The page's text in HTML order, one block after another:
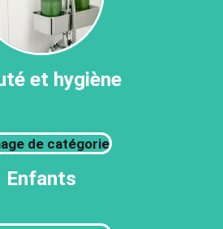
et hygiène
Enfants